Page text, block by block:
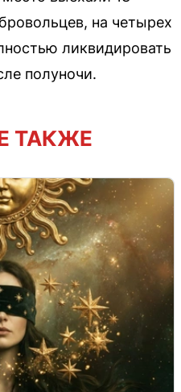
на четырех
ликвидировать
полуночи.
ТАКЖЕ